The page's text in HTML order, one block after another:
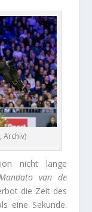
Archiv)
nicht lange
van de
die Zeit des
eine Sekunde.